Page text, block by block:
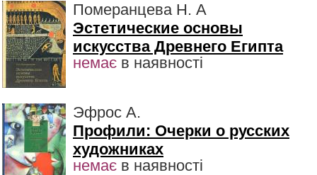
Померанцева Н. А
Эстетические основы
искусства Древнего Египта
немає в наявності
Эфрос А.
Профили: Очерки о русских
художниках
немає в наявності